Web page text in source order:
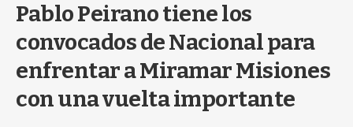
Pablo Peirano tiene los
convocados de Nacional para
enfrentar a Miramar Misiones
con una vuelta importante